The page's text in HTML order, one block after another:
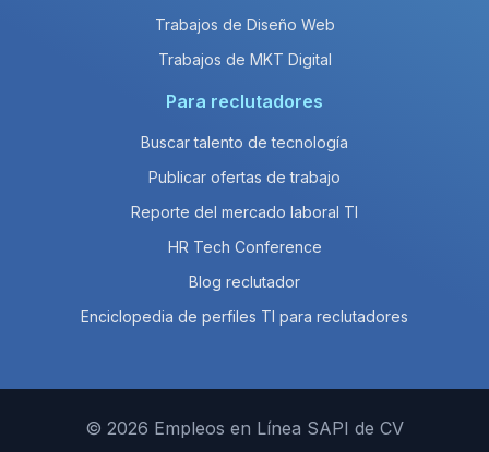
Trabajos de Diseño Web
Trabajos de MKT Digital
Para reclutadores
Buscar talento de tecnología
Publicar ofertas de trabajo
Reporte del mercado laboral TI
HR Tech Conference
Blog reclutador
Enciclopedia de perfiles TI para reclutadores
© 2026 Empleos en Línea SAPI de CV